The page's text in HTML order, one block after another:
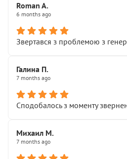
Roman A.
6 months ago
Звертався з проблемою з
Галина П.
7 months ago
Сподобалось з моменту
Михаил М.
7 months ago